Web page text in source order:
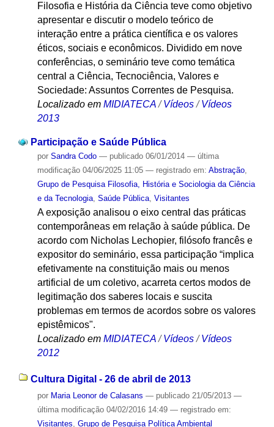
Filosofia e História da Ciência teve como objetivo
apresentar e discutir o modelo teórico de
interação entre a prática científica e os valores
éticos, sociais e econômicos. Dividido em nove
conferências, o seminário teve como temática
central a Ciência, Tecnociência, Valores e
Sociedade: Assuntos Correntes de Pesquisa.
Localizado em MIDIATECA /Vídeos /Vídeos
2013
Participação e Saúde Pública
por Sandra Codo — publicado06/01/2014 — última
modificação04/06/2025 11:05 — registrado em: Abstração,
Grupo de Pesquisa Filosofia, História e Sociologia da Ciência
e da Tecnologia, Saúde Pública, Visitantes
A exposição analisou o eixo central das práticas
contemporâneas em relação à saúde pública. De
acordo com Nicholas Lechopier, filósofo francês e
expositor do seminário, essa participação “implica
efetivamente na constituição mais ou menos
artificial de um coletivo, acarreta certos modos de
legitimação dos saberes locais e suscita
problemas em termos de acordos sobre os valores
epistêmicos".
Localizado em MIDIATECA /Vídeos /Vídeos
2012
Cultura Digital - 26 de abril de 2013
por Maria Leonor de Calasans — publicado21/05/2013 —
última modificação04/02/2016 14:49 — registrado em:
Visitantes Grupo de Pesquisa Política Ambiental